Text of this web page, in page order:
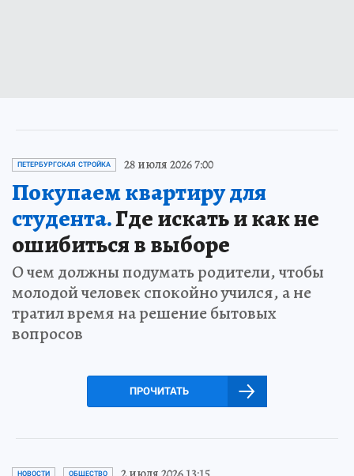
ПЕТЕРБУРГСКАЯ СТРОЙКА 28 июля 2026 7:00
Покупаем квартиру для
студента.Где искать и как не
ошибиться в выборе
О чем должны подумать родители, чтобы
молодой человек спокойно учился, а не
тратил время на решение бытовых
вопросов
ПРОЧИТАТЬ
НОВОСТИ ОБЩЕСТВО